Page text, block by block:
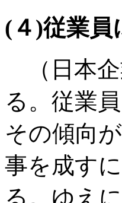
(４)従業員
（日本
る。従業
その傾向
事を成す
る。ゆえ